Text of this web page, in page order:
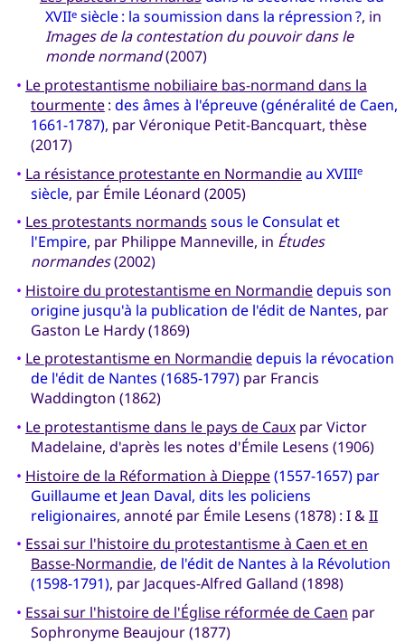
XVIIesiècle : la soumission dans la répression ?, in
Images de la contestation du pouvoir dans le
monde normand(2007)
• Le protestantisme nobiliaire bas-normand dans la
tourmente: des âmes à l'épreuve (généralité de Caen,
1661-1787), par Véronique Petit-Bancquart, thèse
(2017)
• La résistance protestante en Normandieau XVIIIe
siècle, par Émile Léonard (2005)
• Les protestants normands sous le Consulat et
l'Empire, par Philippe Manneville, in Études
normandes(2002)
• Histoire du protestantisme en Normandiedepuis son
origine jusqu'à la publication de l'édit de Nantes, par
Gaston Le Hardy (1869)
• Le protestantisme en Normandiedepuis la révocation
de l'édit de Nantes (1685-1797)par Francis
Waddington (1862)
• Le protestantisme dans le pays de Cauxpar Victor
Madelaine, d'après les notes d'Émile Lesens (1906)
• Histoire de la Réformation à Dieppe(1557-1657) par
Guillaume et Jean Daval, dits les policiens
religionaires, annoté par Émile Lesens (1878) : I &II
• Essai sur l'histoire du protestantisme à Caen et en
Basse-Normandie, de l'édit de Nantes à la Révolution
(1598-1791), par Jacques-Alfred Galland (1898)
• Essai sur l'histoire de l'Église réformée de Caen par
Sophronyme Beaujour (1877)